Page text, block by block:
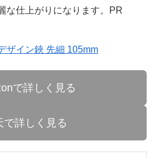
な仕上がりになります。PR
ザイン鋏 先細 105mm
で詳しく見る
で詳しく見る